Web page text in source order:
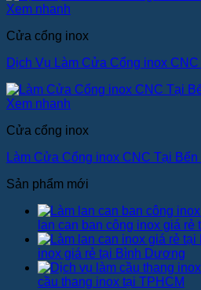
Xem nhanh
Cửa cổng inox
Dịch Vụ Làm Cửa Cổng inox CNC
Xem nhanh
Cửa cổng inox
Làm Cửa Cổng inox CNC Tại Bến
Sản phẩm mới
lan can ban công inox giá rẻ
inox giá rẻ tại Bình Dương
cầu thang inox tại TPHCM